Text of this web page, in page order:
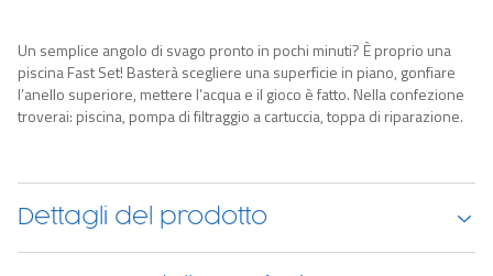
Un semplice angolo di svago pronto in pochi minuti? È proprio una
piscina Fast Set! Basterà scegliere una superficie in piano, gonfiare
l’anello superiore, mettere l’acqua e il gioco è fatto. Nella confezione
troverai: piscina, pompa di filtraggio a cartuccia, toppa di riparazione.
Dettagli del prodotto